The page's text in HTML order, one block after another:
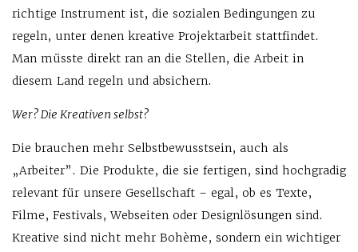
richtige Instrument ist, die sozialen Bedingungen zu
regeln, unter denen kreative Projektarbeit stattfindet.
Man müsste direkt ran an die Stellen, die Arbeit in
diesem Land regeln und absichern.
Wer? Die Kreativen selbst?
Die brauchen mehr Selbstbewusstsein, auch als
„Arbeiter”. Die Produkte, die sie fertigen, sind hochgradig
relevant für unsere Gesellschaft – egal, ob es Texte,
Filme, Festivals, Webseiten oder Designlösungen sind.
Kreative sind nicht mehr Bohème, sondern ein wichtiger